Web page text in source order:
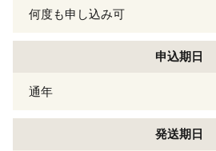
何度も申し込み可
申込期日
通年
発送期日